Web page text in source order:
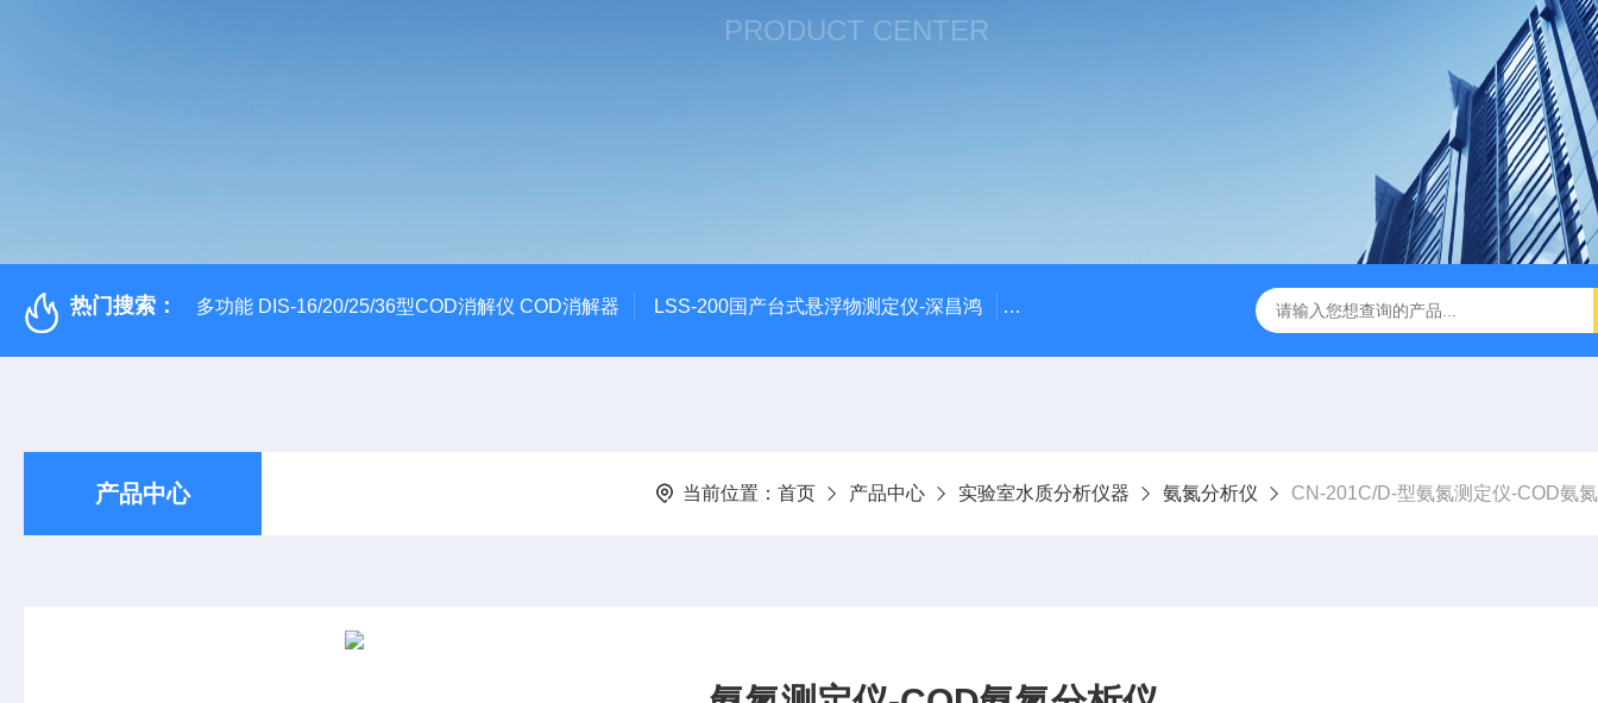
PRODUCT CENTER
热门搜索： 多功能 DIS-16/20/25/36型COD消解仪 COD消解器 LSS-200国产台式悬浮物测定仪-深昌鸿 QCOD-3E型深昌鸿 实用型COD测定仪 CHCM-101型CODMn测
产品中心 当前位置： 首页 产品中心 实验室水质分析仪器 氨氮分析仪 CN-201C/D-型氨氮测定仪-COD氨